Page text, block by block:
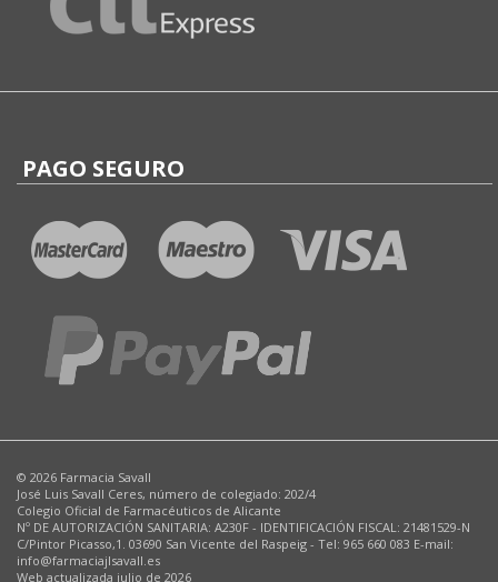
PAGO SEGURO
© 2026 Farmacia Savall
José Luis Savall Ceres, número de colegiado: 202/4
Colegio Oficial de Farmacéuticos de Alicante
Nº DE AUTORIZACIÓN SANITARIA: A230F - IDENTIFICACIÓN FISCAL: 21481529-N
C/Pintor Picasso,1. 03690 San Vicente del Raspeig - Tel: 965 660 083 E-mail:
info@farmaciajlsavall.es
Web actualizada julio de 2026